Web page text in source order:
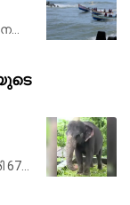
67